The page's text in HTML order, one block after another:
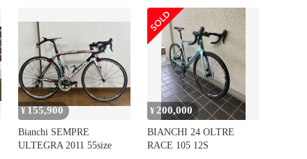
¥ 155,900
Bianchi SEMPRE
ULTEGRA 2011 55size
¥ 200,000
BIANCHI 24 OLTRE
RACE 105 12S